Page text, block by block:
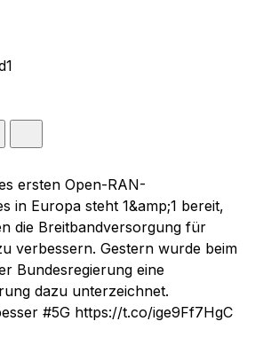
ersten Open-RAN-
in Europa steht 1&amp;1 bereit,
die Breitbandversorgung für
verbessern. Gestern wurde beim
Bundesregierung eine
dazu unterzeichnet.
#5G https://t.co/ige9Ff7HgC